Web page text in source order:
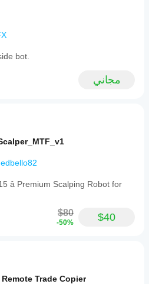
bot.
مجاني
â Premium Scalping Robot for
$80
-50% $40
Trade Copier